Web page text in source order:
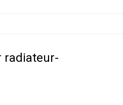
radiateur-